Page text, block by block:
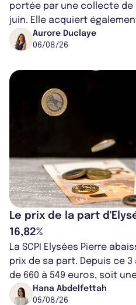
portée par une collecte de
juin. Elle acquiert
Worcester, place une
Aurore Duclaye
06/08/26
Le prix de la part
16,82%
La SCPI Elysées Pierre
prix de sa part. Depuis ce
de 660 à 549 euros, soit
16,82%. Cette nouvell...
Hana Abdelfettah
05/08/26